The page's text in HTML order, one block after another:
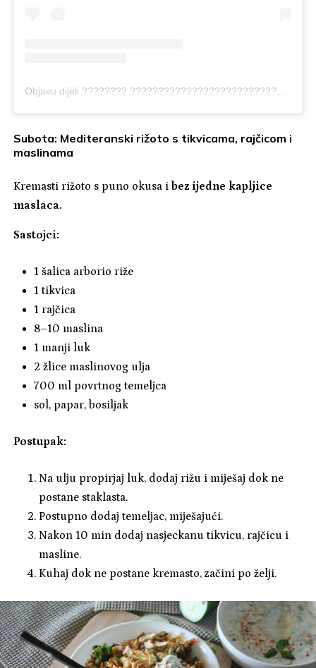
Subota: Mediteranski rižoto s tikvicama, rajčicom i
maslinama
Kremasti rižoto s puno okusa ibez ijedne kapljice
maslaca.
Sastojci:
1 šalica arborio riže
1 tikvica
1 rajčica
8–10 maslina
1 manji luk
2 žlice maslinovog ulja
700 ml povrtnog temeljca
sol, papar, bosiljak
Postupak:
Na ulju propirjaj luk, dodaj rižu i miješaj dok ne
postane staklasta.
Postupno dodaj temeljac, miješajući.
Nakon 10 min dodaj nasjeckanu tikvicu, rajčicu i
masline.
Kuhaj dok ne postane kremasto, začini po želji.